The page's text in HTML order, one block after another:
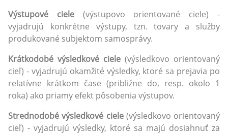
Výstupové ciele(výstupovo orientované ciele) -
vyjadrujú konkrétne výstupy, tzn. tovary a služby
produkované subjektom samosprávy.
Krátkodobé výsledkové ciele (výsledkovo orientovaný
cieľ) - vyjadrujú okamžité výsledky, ktoré sa prejavia po
relatívne krátkom čase (približne do, resp. okolo 1
roka) ako priamy efekt pôsobenia výstupov.
Strednodobé výsledkové ciele(výsledkovo orientovaný
cieľ) - vyjadrujú výsledky, ktoré sa majú dosiahnuť za